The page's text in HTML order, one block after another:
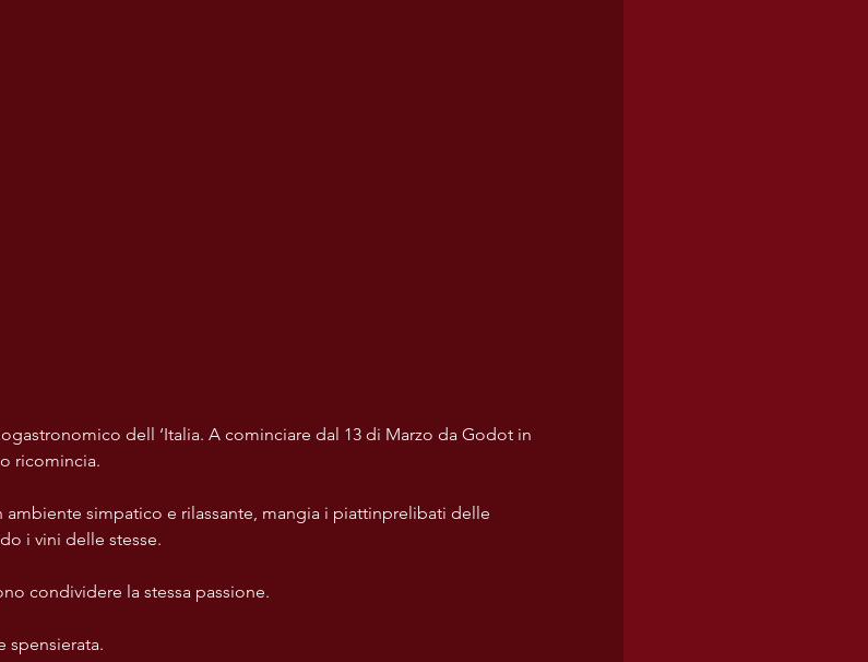
dell ‘Italia. A cominciare dal 13 di Marzo da Godot in
ricomincia.
ambiente simpatico e rilassante, mangia i piattinprelibati delle
i vini delle stesse.
condividere la stessa passione.
spensierata.